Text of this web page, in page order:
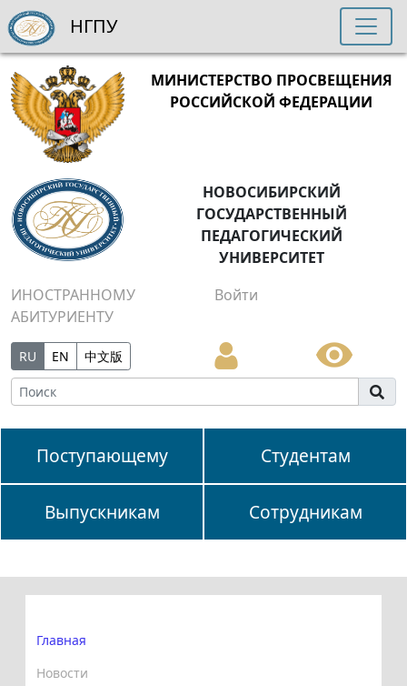
МИНИСТЕРСТВО ПРОСВЕЩЕНИЯ
РОССИЙСКОЙ ФЕДЕРАЦИИ
НОВОСИБИРСКИЙ
ГОСУДАРСТВЕННЫЙ
ПЕДАГОГИЧЕСКИЙ
УНИВЕРСИТЕТ
ИНОСТРАННОМУ
АБИТУРИЕНТУ
Войти
RU EN 中文版
Поступающему Студентам
Выпускникам Сотрудникам
НГПУ
Главная
Новости